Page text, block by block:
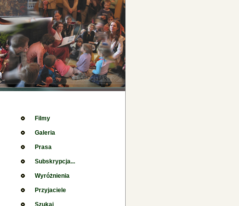
Filmy
Galeria
Prasa
Subskrypcja...
Wyróżnienia
Przyjaciele
Szukaj